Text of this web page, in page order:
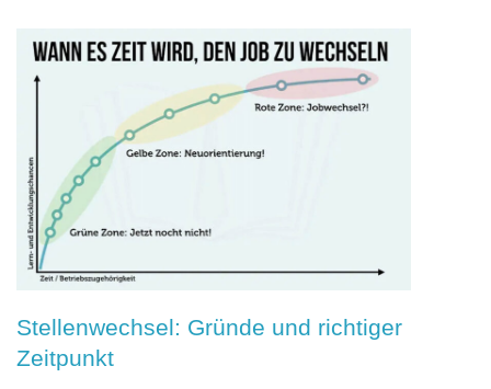
Stellenwechsel: Gründe und richtiger
Zeitpunkt